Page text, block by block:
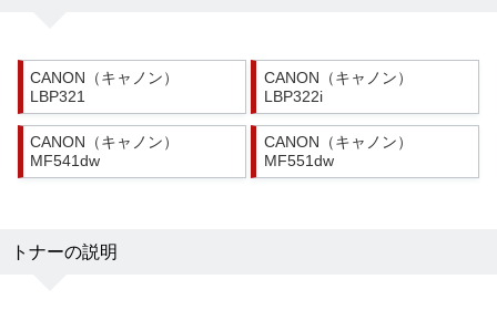
CANON（キャノン）
LBP321
CANON（キャノン）
LBP322i
CANON（キャノン）
MF541dw
CANON（キャノン）
MF551dw
トナーの説明